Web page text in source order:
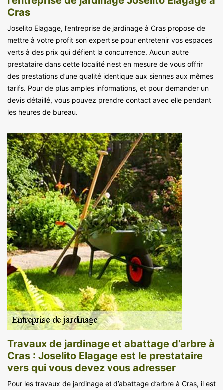
Cras
Joselito Elagage, l’entreprise de jardinage à Cras propose de
mettre à votre profit son expertise pour entretenir vos espaces
verts à des prix qui défient la concurrence. Aucun autre
prestataire dans cette localité n’est en mesure de vous offrir
des prestations d’une qualité identique aux siennes aux mêmes
tarifs. Pour de plus amples informations, et pour demander un
devis détaillé, vous pouvez prendre contact avec elle pendant
les heures de bureau.
Travaux de jardinage et abattage d’arbre à
Cras : Joselito Elagage est le prestataire
vers qui vous devez vous adresser
Pour les travaux de jardinage et d’abattage d’arbre à Cras, il est